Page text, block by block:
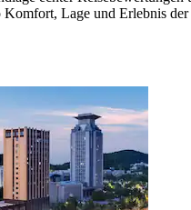
Lage und Erlebnis